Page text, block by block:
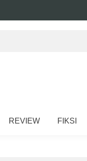
REVIEW FIKSI